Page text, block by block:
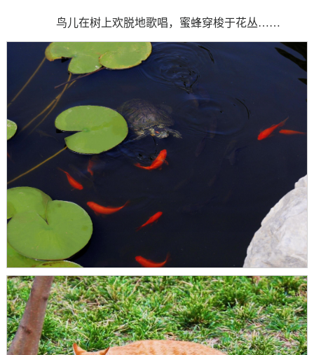
鸟儿在树上欢脱地歌唱，蜜蜂穿梭于花丛……